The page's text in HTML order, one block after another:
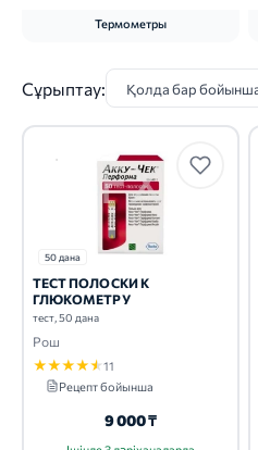
Термометры
Сұрыптау:
50 дана
ТЕСТ ПОЛОСКИ К
ГЛЮКОМЕТРУ
тест, 50 дана
Рош
★★★★★11
Рецепт бойынша
9 000 ₸